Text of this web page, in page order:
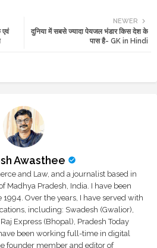
tte ats
NEWER
दुनिया में सबसे ज्यादा पेयजल भंडार किस देश के
पास है- GK in Hindi
एवं
Awasthee
and Law, and a journalist based in
Madhya Pradesh, India. I have been
Over the years, I have served with
including: Swadesh (Gwalior),
Express (Bhopal), Pradesh Today
been working full-time in digital
founder member and editor of